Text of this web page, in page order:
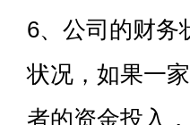
6、公司的财务
状况，如果一
者的资金投入